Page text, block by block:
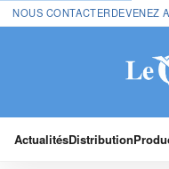
NOUS CONTACTERDEVENEZ
ActualitésDistribution